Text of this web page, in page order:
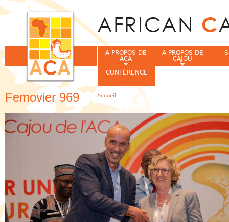
Femovier 969
A PROPOS DE
ACA
A PROPOS DE
CAJOU
CONFÉRENCE
Vous êtes ici
Accueil